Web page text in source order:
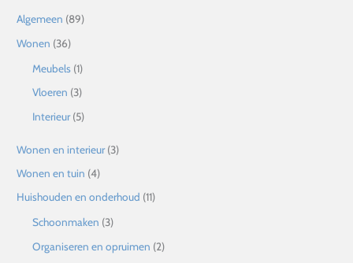
Algemeen (89)
Wonen (36)
Meubels (1)
Vloeren (3)
Interieur(5)
Wonen en interieur(3)
Wonen en tuin (4)
Huishouden en onderhoud (11)
Schoonmaken (3)
Organiseren en opruimen (2)